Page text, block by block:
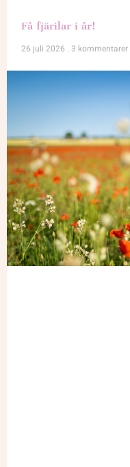
Få fjärilar i år!
26 juli 2026
3 kommentarer